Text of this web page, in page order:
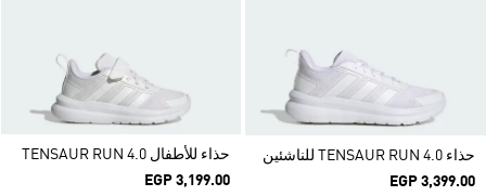
حذاء TENSAUR RUN 4.0 للناشئين
EGP 3,399.00
حذاء للأطفال TENSAUR RUN 4.0
EGP 3,199.00